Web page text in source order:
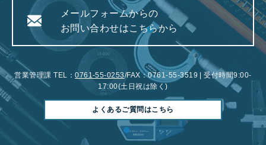
メールフォームからの
お問い合わせはこちらから
営業管理課 TEL：0761-55-0253/FAX：0761-55-3519 | 受付時間9:00-
17:00(土日祝は除く)
よくあるご質問はこちら